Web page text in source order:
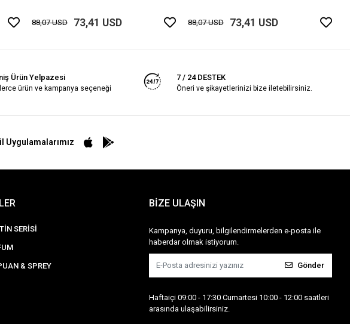
88,07 USD 73,41 USD 88,07 USD 73,41 USD
Ürün Yelpazesi
ürün ve kampanya seçeneği
7 / 24 DESTEK
Öneri ve şikayetlerinizi bize iletebilirsiniz.
Uygulamalarımız
SERİSİ
& SPREY
BİZE ULAŞIN
Kampanya, duyuru, bilgilendirmelerden e-posta ile
haberdar olmak istiyorum.
Gönder
Haftaiçi 09:00 - 17:30 Cumartesi 10:00 - 12:00 saatleri
arasında ulaşabilirsiniz.